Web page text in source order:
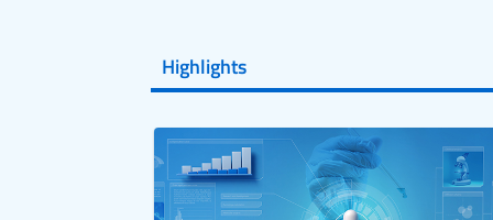
Highlights